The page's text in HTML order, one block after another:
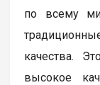
по всему
качества.
высокое